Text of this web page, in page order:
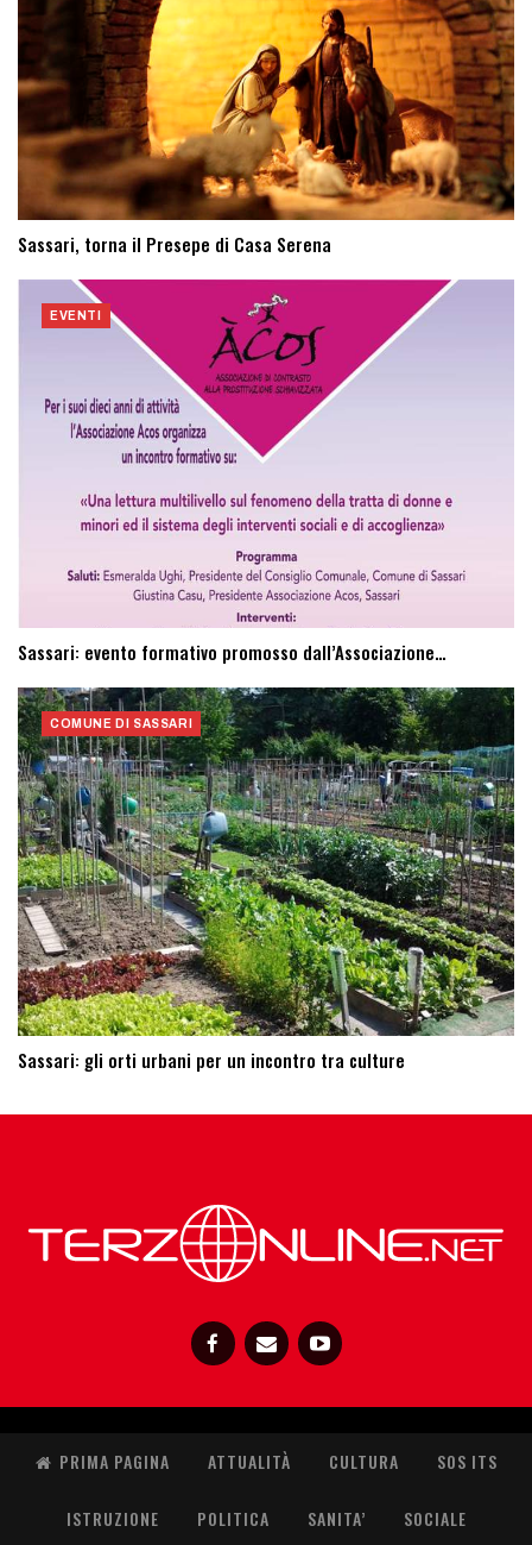
Sassari, torna il Presepe di Casa Serena
EVENTI
Sassari: evento formativo promosso dall’Associazione…
COMUNE DI SASSARI
Sassari: ​gli orti urbani per un incontro tra culture
PRIMA PAGINA ATTUALITÀ CULTURA SOS ITS
ISTRUZIONE POLITICA SANITA’ SOCIALE